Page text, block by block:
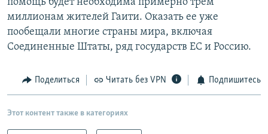
миллионам жителей Гаити. Оказать ее уже
пообещали многие страны мира, включая
Соединенные Штаты, ряд государств ЕС и Россию.
Поделиться Читать без VPN Подпишитесь
Этот контент также в категориях